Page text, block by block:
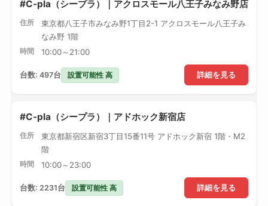
#C-pla（シープラ）｜アクロスモール八王子みなみ野店
住所
東京都八王子市みなみ野1丁目2-1 アクロスモール八王子み
なみ野 1階
時間 10:00～21:00
詳細を見る
台数: 497台 設置可能性 高
#C-pla（シープラ）｜アドホック新宿店
住所
東京都新宿区新宿3丁目15番11号 アドホック新宿 1階・M2
階
時間 10:00～23:00
詳細を見る
台数: 2231台 設置可能性 高